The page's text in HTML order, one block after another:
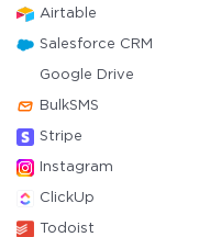
Airtable
Salesforce CRM
Google Drive
BulkSMS
Stripe
Instagram
ClickUp
Todoist